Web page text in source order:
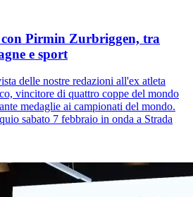
Pirmin Zurbriggen, tra
e sport
delle nostre redazioni all'ex atleta
vincitore di quattro coppe del mondo
medaglie ai campionati del mondo.
sabato 7 febbraio in onda a Strada